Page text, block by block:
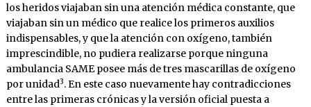
los heridos viajaban sin una atención médica constante, que
viajaban sin un médico que realice los primeros auxilios
indispensables, y que la atención con oxígeno, también
imprescindible, no pudiera realizarse porque ninguna
ambulancia SAME posee más de tres mascarillas de oxígeno
por unidad3. En este caso nuevamente hay contradicciones
entre las primeras crónicas y la versión oficial puesta a